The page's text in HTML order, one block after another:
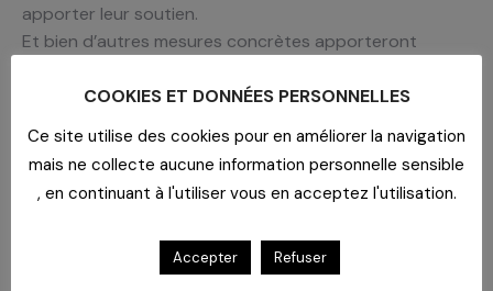
apporter leur soutien.
Et bien d’autres mesures concrètes apporteront
nature dont le fonctionnement journalier est mis
lourdement à contribution par les multiples textes que
l’on nous opposent et les mesures financières ou
techniques qui sont constamment prises dans le pays.
Cette année sera l’occasion de prouver que
la seule réserve de renouveler constamment les
COOKIES ET DONNÉES PERSONNELLES
Ce site utilise des cookies pour en améliorer la navigation
mais ne collecte aucune information personnelle sensible
, en continuant à l'utiliser vous en acceptez l'utilisation.
Accepter Refuser